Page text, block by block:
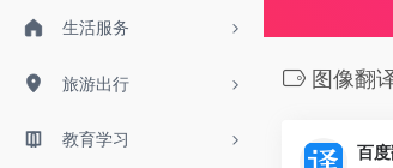
生活服务
旅游出行
教育学习
图像翻
百